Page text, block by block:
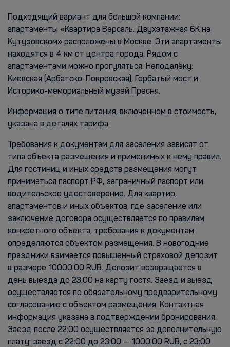
Подходящий вариант для большой компании:
апартаменты «Квартира Версаль. Двухэтажная 6К на
Кутузовском» расположены в Москве. Эти апартаменты
находятся в 4 км от центра города. Рядом с
апартаментами можно прогуляться. Неподалёку:
Киевская (Арбатско-Покровская), Горбатый мост и
Историко-мемориальный музей Пресня.
Информация о типе питания, включенном в стоимость,
указана в деталях тарифа.
Требования к документам для заселения зависят от
типа объекта размещения и применимых к нему правил.
Для гостиниц и иных средств размещения могут
приниматься паспорт РФ, заграничный паспорт или
водительское удостоверение. Для квартир,
апартаментов и иных объектов, где заселение или
заключение договора осуществляется по правилам
конкретного объекта, требования к документам
определяются объектом размещения. В новогодние
праздники взимается повышенный страховой депозит
в размере 10000.00 RUB. Депозит возвращается в
день выезда до 23:00 на карту гостя. Заезд и выезд
осуществляется по обязательному предварительному
согласованию с объектом размещения. Контактная
информация указана в подтверждении бронирования.
Заезд после 22:00 осуществляется за дополнительную
плату: заезд с 22:00 до 23:00 — 1000.00 RUB, с 23:00